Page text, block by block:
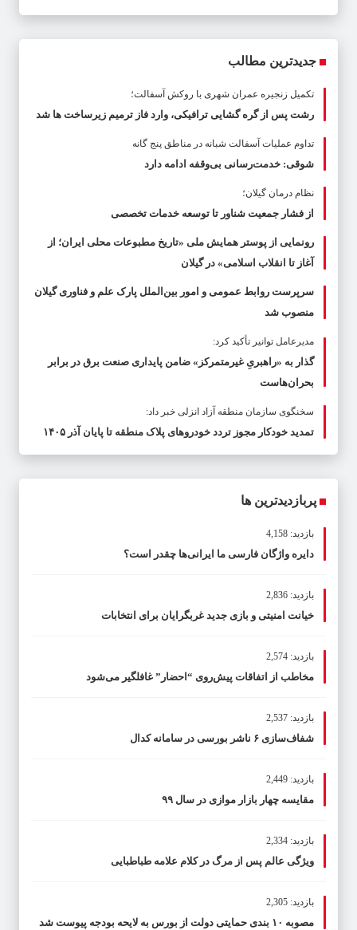
جدیدترین مطالب
تکمیل زنجیره عمران شهری با روکش آسفالت؛
رشت پس از گره گشایی ترافیکی، وارد فاز ترمیم زیرساخت ها شد
تداوم عملیات آسفالت‌ شبانه در مناطق پنج گانه
شوقی: خدمت‌رسانی بی‌وقفه ادامه دارد
نظام درمان گیلان؛
از فشار جمعیت شناور تا توسعه خدمات تخصصی
رونمایی از پوستر همایش ملی «تاریخ مطبوعات محلی ایران؛ از
آغاز تا انقلاب اسلامی» در گیلان
سرپرست روابط عمومی و امور بین‌الملل پارک علم و فناوری گیلان
منصوب شد
مدیرعامل توانیر تأکید کرد:
گذار به «راهبریِ غیرمتمرکز» ضامن پایداری صنعت برق در برابر
بحران‌هاست
سخنگوی سازمان منطقه آزاد انزلی خبر داد:
تمدید خودکار مجوز تردد خودروهای پلاک منطقه تا پایان آذر ۱۴۰۵
پربازدیدترین ها
بازدید: 4,158
دایره واژگان فارسی ما ایرانی‌ها چقدر است؟
بازدید: 2,836
خیانت امنیتی و بازی جدید غربگرایان برای انتخابات
بازدید: 2,574
مخاطب از اتفاقات پیش‌روی “احضار” غافلگیر می‌شود
بازدید: 2,537
شفاف‌سازی ۶ ناشر بورسی در سامانه کدال
بازدید: 2,449
مقایسه چهار بازار موازی در سال ۹۹
بازدید: 2,334
ویژگی عالم پس از مرگ در کلام علامه طباطبایی
بازدید: 2,305
مصوبه ۱۰ بندی حمایتی دولت از بورس به لایحه بودجه پیوست شد